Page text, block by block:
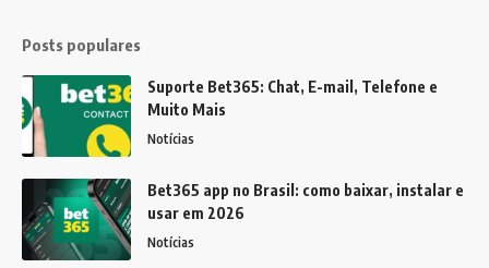
Posts populares
Suporte Bet365: Chat, E-mail, Telefone e
Muito Mais
Notícias
Bet365 app no Brasil: como baixar, instalar e
usar em 2026
Notícias